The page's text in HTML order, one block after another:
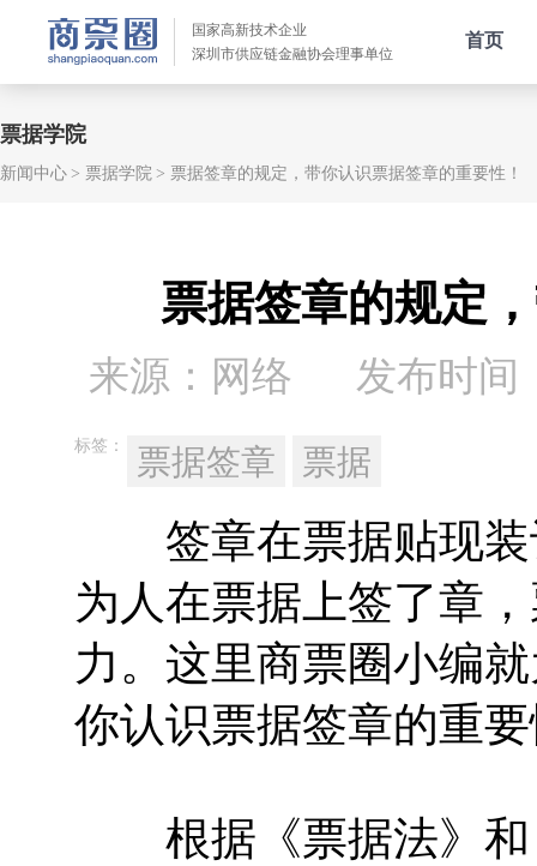
国家高新技术企业
深圳市供应链金融协会理事单位
首页
票据学院
新闻中心 票据学院 票据签章的规定，带你认识票据签章的重要性！
票据签章的规定
来源：网络 发布时间
标签： 票据签章 票据
签章在票据贴现装
为人在票据上签了章
力。这里商票圈小编
你认识票据签章的重
根据《票据法》和